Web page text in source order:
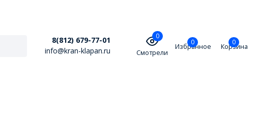
8(812) 679-77-01
info@kran-klapan.ru
0
Смотрели
0
Избранное
0
Корзина